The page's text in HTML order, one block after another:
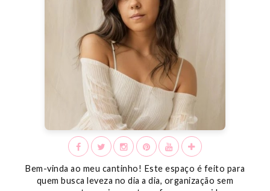
Bem-vinda ao meu cantinho! Este espaço é feito para
quem busca leveza no dia a dia, organização sem